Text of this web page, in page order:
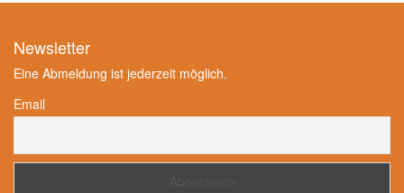
Newsletter
Eine Abmeldung ist jederzeit möglich.
Email